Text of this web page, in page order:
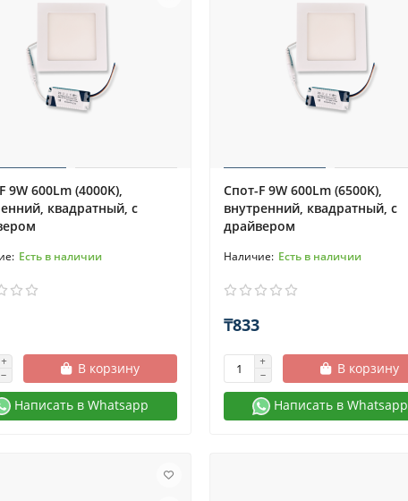
9W 600Lm (4000K),
квадратный, с
Есть в наличии
В корзину
Написать в Whatsapp
Спот-F 9W 600Lm (6500K),
внутренний, квадратный, с
драйвером
Есть в наличии
₸833
В корзину
Написать в Whatsapp